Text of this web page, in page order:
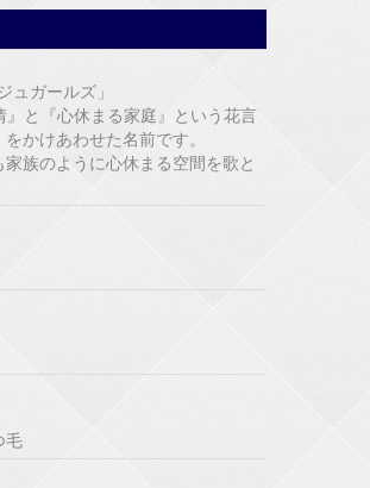
ガールズ」
』と『心休まる家庭』という花言
かけあわせた名前です。
族のように心休まる空間を歌と
毛